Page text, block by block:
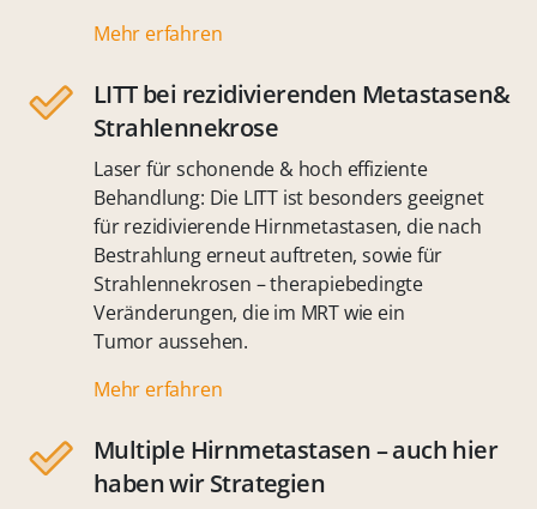
Mehr erfahren
LITT bei rezidivierenden Metastasen&
Strahlennekrose
Laser für schonende & hoch effiziente
Behandlung: Die LITT ist besonders geeignet
für rezidivierende Hirnmetastasen, die nach
Bestrahlung erneut auftreten, sowie für
Strahlennekrosen – therapiebedingte
Veränderungen, die im MRT wie ein
Tumor aussehen.
Mehr erfahren
Multiple Hirnmetastasen – auch hier
haben wir Strategien